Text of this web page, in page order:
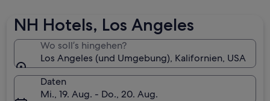
NH Hotels, Los Angeles
Wo soll’s hingehen?
Los Angeles (und Umgebung), Kalifornien, USA
Daten
Mi., 19. Aug. - Do., 20. Aug.